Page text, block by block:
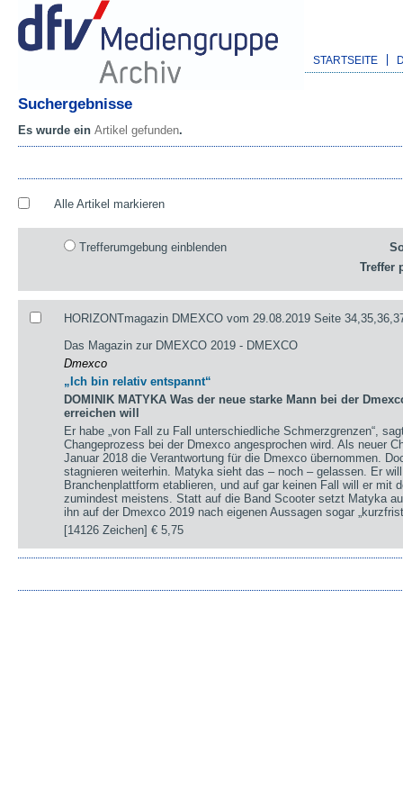
STARTSEITE
Suchergebnisse
Es wurde ein Artikel gefunden.
Alle Artikel markieren
Trefferumgebung einblenden
Treffer
HORIZONTmagazin DMEXCO vom 29.08.2019 Seite
Das Magazin zur DMEXCO 2019 - DMEXCO
Dmexco
„Ich bin relativ entspannt“
DOMINIK MATYKA Was der neue starke Mann bei der
erreichen will
Er habe „von Fall zu Fall unterschiedliche Schmerzgrenzen“,
Changeprozess bei der Dmexco angesprochen wird. Als neuer
Januar 2018 die Verantwortung für die Dmexco übernommen.
stagnieren weiterhin. Matyka sieht das – noch – gelassen. Er
Branchenplattform etablieren, und auf gar keinen Fall will er mit
zumindest meistens. Statt auf die Band Scooter setzt Matyka
ihn auf der Dmexco 2019 nach eigenen Aussagen sogar
[14126 Zeichen]€ 5,75